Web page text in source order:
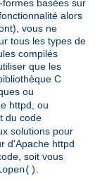
basées sur
alors
vous ne
tous les types de
compilés
que les
C
ou
httpd, ou
du code
solutions pour
d'Apache httpd
soit vous